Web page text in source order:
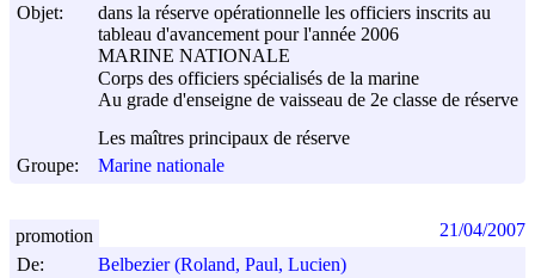
Objet:
dans la réserve opérationnelle les officiers inscrits au
tableau d'avancement pour l'année 2006
MARINE NATIONALE
Corps des officiers spécialisés de la marine
Au grade d'enseigne de vaisseau de 2e classe de réserve
Les maîtres principaux de réserve
Groupe:
Marine nationale
De:
Belbezier (Roland, Paul, Lucien)
promotion 21/04/2007